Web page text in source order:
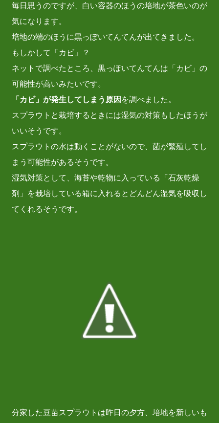
毎日思うのですが、白い容器のほうの培地が茶色いのが
気になります。
培地の端のほうに黒っぽいてんてんが出てきました。
もしかして「カビ」？
ネットで調べたところ、黒っぽいてんてんは「カビ」の
可能性が高いみたいです。
「カビ」が発生してしまう原因 を調べました。
スプラウトと栽培するときには湿気の対策もしたほうが
いいそうです。
スプラウトの水は動くことがないので、菌が繁殖してし
まう可能性があるそうです。
湿気対策として、海苔や乾物に入っている「石灰乾燥
剤」を栽培している箱に入れるとどんどん湿気を吸収し
てくれるそうです。
分家した豆苗スプラウトは昨日の夕方、培地を新しいも